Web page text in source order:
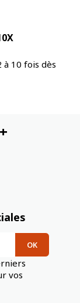
10 fois dès
+
vos